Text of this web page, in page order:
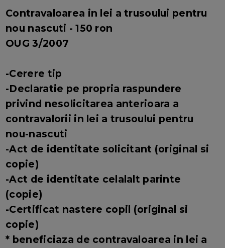
Contravaloarea in lei a trusoului pentru
nou nascuti - 150 ron
OUG 3/2007
-Cerere tip
-Declaratie pe propria raspundere
privind nesolicitarea anterioara a
contravalorii in lei a trusoului pentru
nou-nascuti
-Act de identitate solicitant (original si
copie)
-Act de identitate celalalt parinte
(copie)
-Certificat nastere copil (original si
copie)
* beneficiaza de contravaloarea in lei a